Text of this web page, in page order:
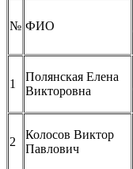
№ ФИО
1
Полянская Елена
Викторовна
2
Колосов Виктор
Павлович